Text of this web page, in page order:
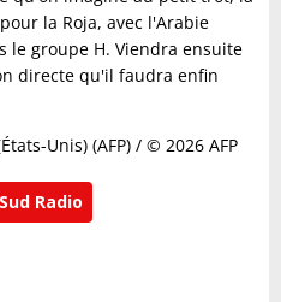
la Roja, avec l'Arabie
le groupe H. Viendra ensuite
directe qu'il faudra enfin
Unis) (AFP) / © 2026 AFP
Radio